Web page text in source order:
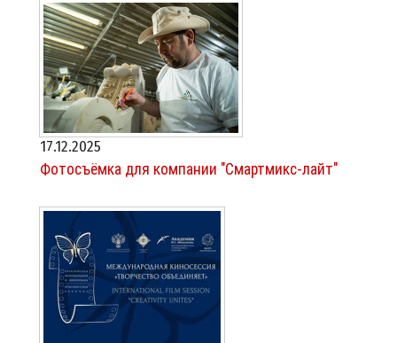
17.12.2025
Фотосъёмка для компании "Смартмикс-лайт"